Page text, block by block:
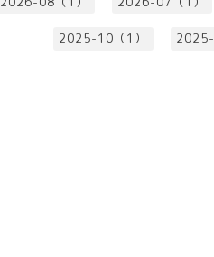
2025-10（1） 2025-